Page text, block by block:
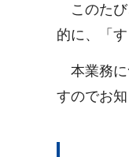
このたび
的に、「
本業務に
すのでお知